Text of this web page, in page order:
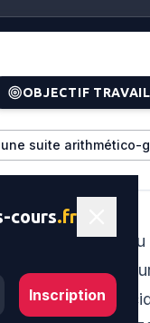
cours.fr
Inscription
OBJECTIF
une suite arithmético-
voitures dispose au
000 voitures
son parc, il